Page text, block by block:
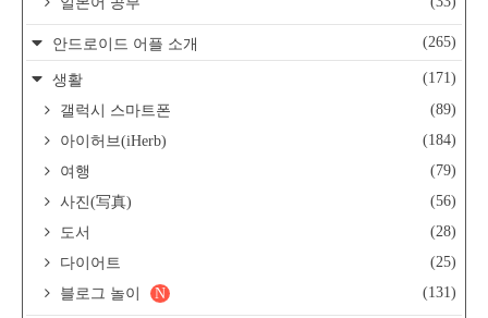
안드로이드 어플 소개 (265)
생활
(171)
갤럭시 스마트폰
(89)
아이허브(iHerb)
(184)
여행
(79)
사진(写真)
(56)
도서
(28)
다이어트
(25)
블로그 놀이
(131)
N